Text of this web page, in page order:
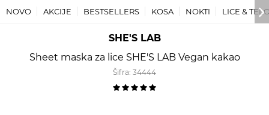
NOVO AKCIJE BESTSELLERS KOSA NOKTI LICE &
SHE'S LAB
Sheet maska za lice SHE'S LAB Vegan kakao
Šifra: 34444